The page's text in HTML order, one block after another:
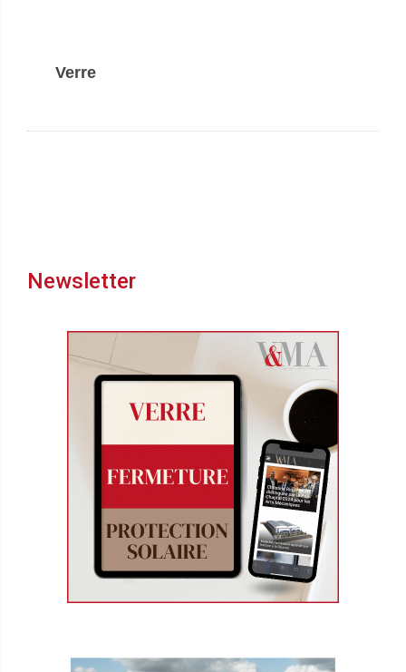
Verre
Newsletter